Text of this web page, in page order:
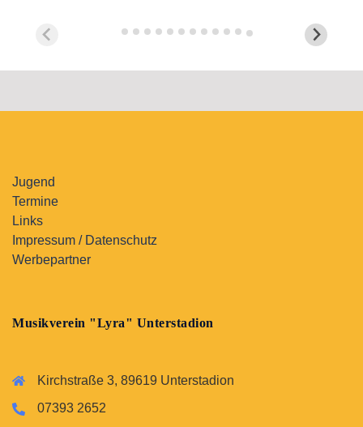
Jugend
Termine
Links
Impressum / Datenschutz
Werbepartner
Musikverein "Lyra" Unterstadion
Kirchstraße 3, 89619 Unterstadion
07393 2652